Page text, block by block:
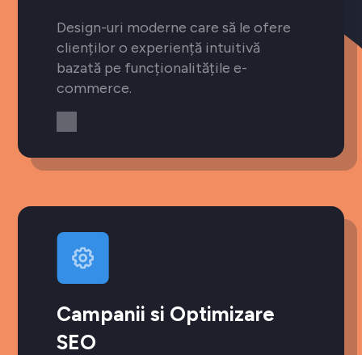
Design-uri moderne care să le ofere
clienților o experiență intuitivă
bazată pe funcționalitățile e-
commerce.
Campanii si Optimizare
SEO